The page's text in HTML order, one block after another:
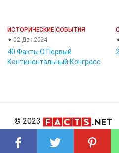
ИСТОРИЧЕСКИЕ СОБЫТИЯ
02 Дек 2024
40 Факты О Первый
Континентальный Конгресс
© 2023
About Us